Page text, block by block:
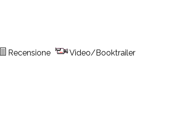
Recensione Video/Booktrailer